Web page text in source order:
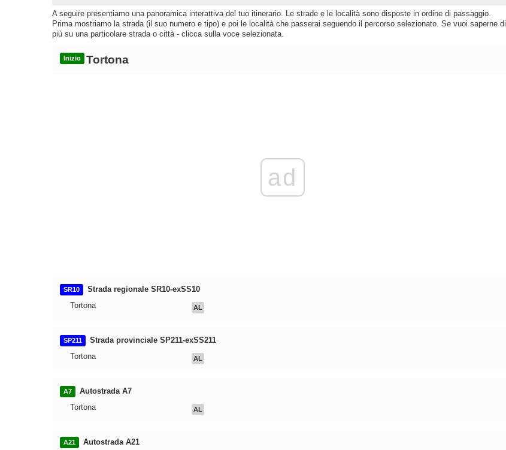
A seguire presentiamo una panoramica interattiva del tuo itinerario. Le strade e le località sono disposte in ordine di passaggio.
Prima mostriamo la strada (il suo numero e tipo) e poi le località che passerai seguendo il percorso selezionato. Se vuoi saperne di
più su una particolare strada o città - clicca sulla voce selezionata.
Inizio Tortona
ad
SR10
Strada regionale SR10-exSS10
Tortona
AL
SP211
Strada provinciale SP211-exSS211
Tortona
AL
A7
Autostrada A7
Tortona
AL
A21 Autostrada A21